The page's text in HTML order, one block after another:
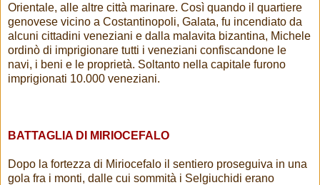
Orientale, alle altre città marinare. Così quando il quartiere
genovese vicino a Costantinopoli, Galata, fu incendiato da
alcuni cittadini veneziani e dalla malavita bizantina, Michele
ordinò di imprigionare tutti i veneziani confiscandone le
navi, i beni e le proprietà. Soltanto nella capitale furono
imprigionati 10.000 veneziani.
BATTAGLIA DI MIRIOCEFALO
Dopo la fortezza di Miriocefalo il sentiero proseguiva in una
gola fra i monti, dalle cui sommità i Selgiuchidi erano